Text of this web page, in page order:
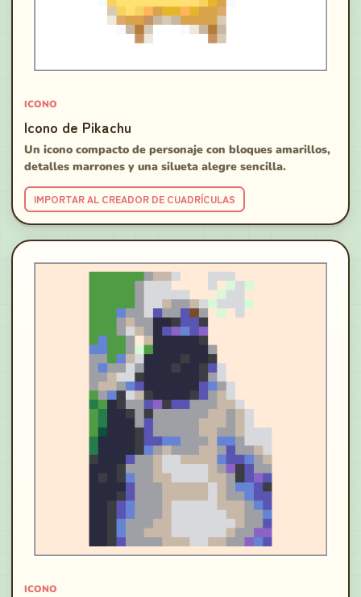
ICONO
Icono de Pikachu
Un icono compacto de personaje con bloques amarillos,
detalles marrones y una silueta alegre sencilla.
IMPORTAR AL CREADOR DE CUADRÍCULAS
ICONO